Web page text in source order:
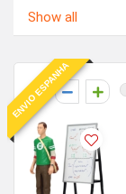
Show all
ENVIO ESPANHA
0